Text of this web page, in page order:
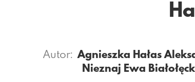
Autor: Agnieszka Hałas
Nieznaj Ewa